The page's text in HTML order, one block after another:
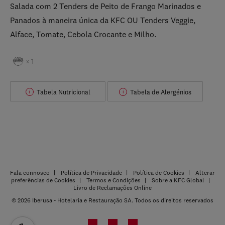
Salada com 2 Tenders de Peito de Frango Marinados e
Panados à maneira única da KFC OU Tenders Veggie,
Alface, Tomate, Cebola Crocante e Milho.
x 1
i Tabela Nutricional i Tabela de Alergénios
Fala connosco Política de Privacidade Política de Cookies
Alterar
preferências de Cookies
Termos e Condições
Sobre a KFC Global
Livro de Reclamações Online
© 2026 Iberusa - Hotelaria e Restauração SA. Todos os direitos reservados